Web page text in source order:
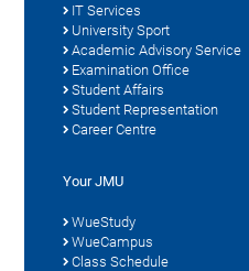
IT Services
University Sport
Academic Advisory Service
Examination Office
Student Affairs
Student Representation
Career Centre
Your JMU
WueStudy
WueCampus
Class Schedule